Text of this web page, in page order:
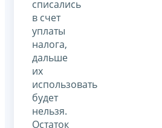
списались
в счет
уплаты
налога,
дальше
их
использовать
будет
нельзя.
Остаток